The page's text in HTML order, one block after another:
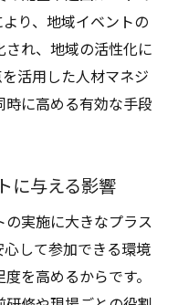
り、地域イベントの
れ、地域の活性化に
活用した人材マネジ
に高める有効な手段
に与える影響
実施に大きなプラス
して参加できる環境
を高めるからです。